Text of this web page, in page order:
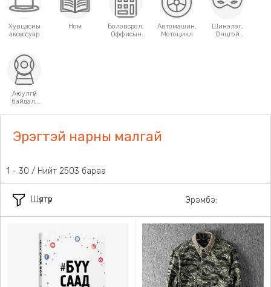
Хувцасны
аксессуар
Ном
Боловсрол,
Оффисын
Автомашин,
Мотоцикл
Шинэлэг,
Онцгой
Аюулгүй
байдал,
Эрэгтэй нарны малгай
Шүүлтүүр
1 - 30 / Нийт 2503 бараа
Эрэмбэ: